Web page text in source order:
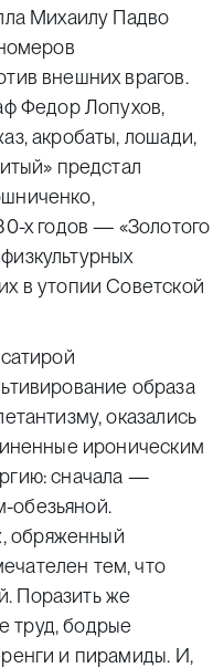
Михаилу Падво
внешних врагов.
Федор Лопухов,
акробаты, лошади,
предстал
х годов — «Золотого
в утопии Советской
образа
оказались
ироническим
сначала —
обезьяной.
обряженный
тем, что
Поразить же
труд, бодрые
и пирамиды. И,